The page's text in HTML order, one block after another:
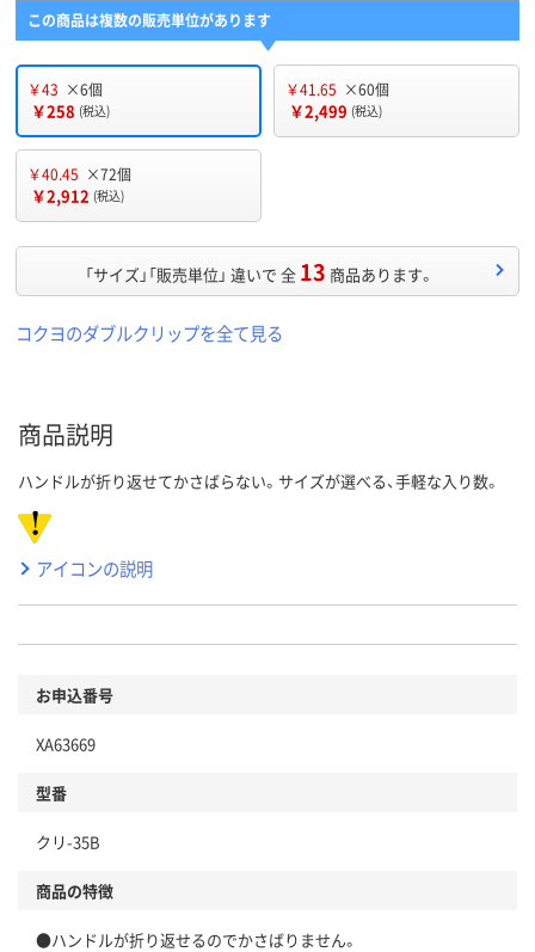
この商品は複数の販売単位があります
￥43 ×6個
￥258 (税込)
￥41.65 ×60個
￥2,499 (税込)
￥40.45 ×72個
￥2,912 (税込)
「サイズ」「販売単位」 違いで 全 13 商品あります。
コクヨのダブルクリップを全て見る
商品説明
ハンドルが折り返せてかさばらない。サイズが選べる、手軽な入り数。
アイコンの説明
お申込番号
XA63669
型番
クリ-35B
商品の特徴
●ハンドルが折り返せるのでかさばりません。